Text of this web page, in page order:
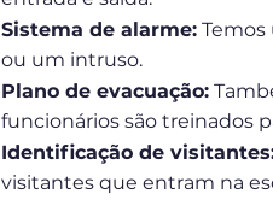
Sistema de alarme:
ou um intruso.
Plano de evacuação:
funcionários são treinados
Identificação de
visitantes que entram na